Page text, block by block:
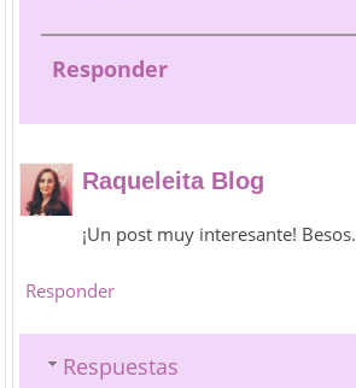
Responder
Raqueleita Blog
¡Un post muy interesante! Besos.
Responder
Respuestas